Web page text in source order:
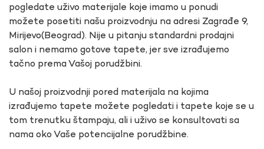
pogledate uživo materijale koje imamo u ponudi
možete posetiti našu proizvodnju na adresi Zagrađe 9,
Mirijevo(Beograd). Nije u pitanju standardni prodajni
salon i nemamo gotove tapete, jer sve izrađujemo
tačno prema Vašoj porudžbini.
U našoj proizvodnji pored materijala na kojima
izrađujemo tapete možete pogledati i tapete koje se u
tom trenutku štampaju, ali i uživo se konsultovati sa
nama oko Vaše potencijalne porudžbine.